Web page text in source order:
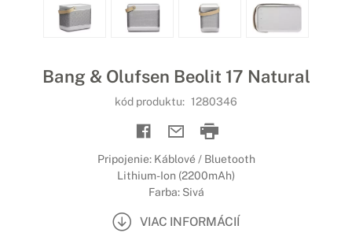
Bang & Olufsen Beolit 17 Natural
kód produktu: 1280346
Pripojenie: Káblové / Bluetooth
Lithium-Ion (2200mAh)
Farba: Sivá
VIAC INFORMÁCIÍ